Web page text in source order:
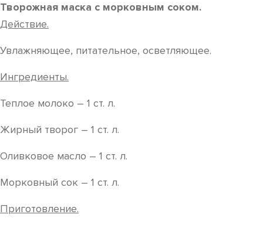
Творожная маска с морковным соком.
Действие.
Увлажняющее, питательное, осветляющее.
Ингредиенты.
Теплое молоко – 1 ст. л.
Жирный творог – 1 ст. л.
Оливковое масло – 1 ст. л.
Морковный сок – 1 ст. л.
Приготовление.